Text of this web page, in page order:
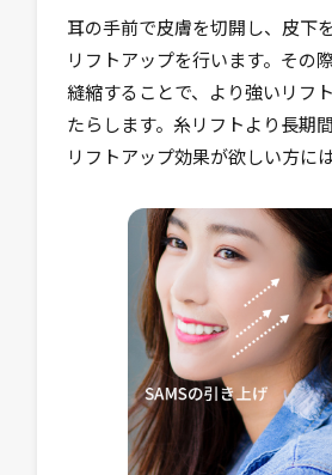
耳の手前で皮膚を切開し、皮下
リフトアップを行います。その
縫縮することで、より強いリフ
たらします。糸リフトより長期
リフトアップ効果が欲しい方に